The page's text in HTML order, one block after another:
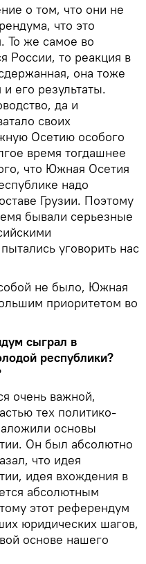
о том, что они не
что это
То же самое во
России, то реакция в
она тоже
его результаты.
да и
своих
Осетию особого
время тогдашнее
что Южная Осетия
надо
Грузии. Поэтому
бывали серьезные
уговорить нас
не было, Южная
приоритетом во
сыграл в
республики?
очень важной,
тех политико-
основы
Он был абсолютно
что идея
идея вхождения в
абсолютным
этот референдум
юридических шагов,
основе нашего